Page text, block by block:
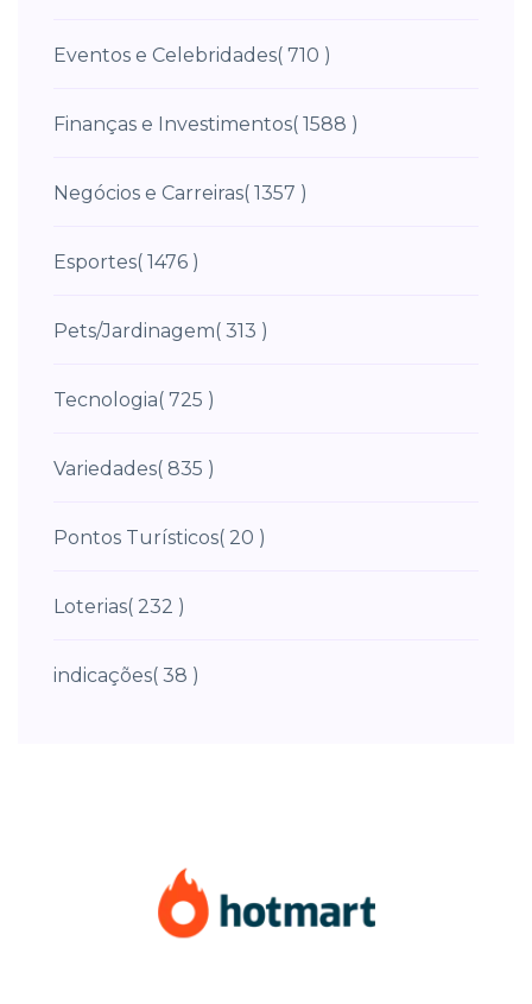
Eventos e Celebridades( 710 )
Finanças e Investimentos( 1588 )
Negócios e Carreiras( 1357 )
Esportes( 1476 )
Pets/Jardinagem( 313 )
Tecnologia( 725 )
Variedades( 835 )
Pontos Turísticos( 20 )
Loterias( 232 )
indicações( 38 )